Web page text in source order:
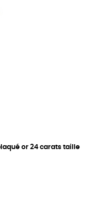
or 24 carats taille